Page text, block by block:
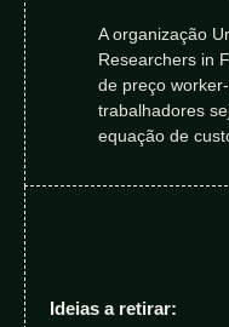
A organização
Researchers in
de preço
trabalhadores
equação de
Ideias a retirar: